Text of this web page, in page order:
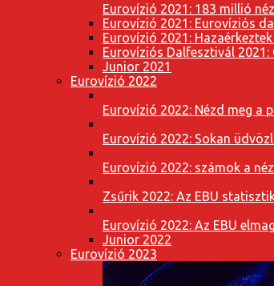
Eurovízió 2021: 183 millió
Eurovízió 2021: Eurovíziós
Eurovízió 2021:
Eurovíziós Dalfesztivál 2021:
Junior 2021
Eurovízió 2022
Eurovízió 2022: Nézd meg a
Eurovízió 2022: Sokan
Eurovízió 2022: számok a
Zsűrik 2022: Az EBU
Eurovízió 2022: Az EBU
Junior 2022
Eurovízió 2023